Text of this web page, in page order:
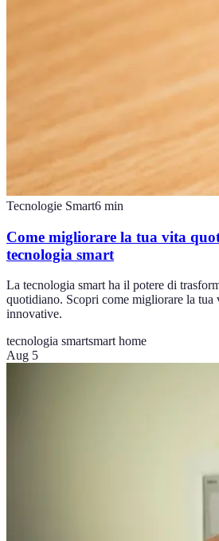
Tecnologie Smart6 min
Come migliorare la tua vita
tecnologia smart
La tecnologia smart ha il potere di
quotidiano. Scopri come migliorare la tua
innovative.
tecnologia smartsmart home
Aug 5